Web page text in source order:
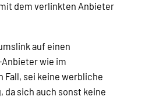
dem verlinkten Anbieter
auf einen
wie im
Fall, sei keine werbliche
da sich auch sonst keine